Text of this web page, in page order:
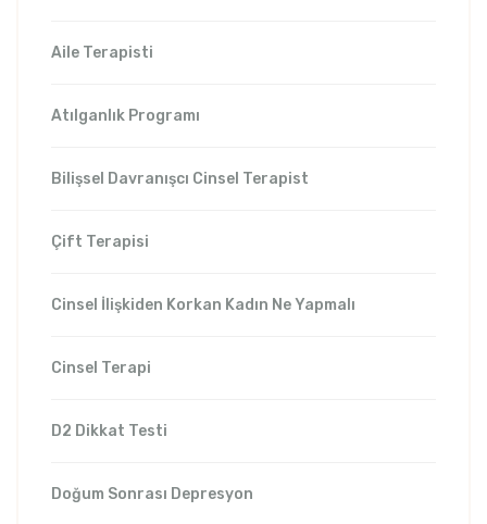
Aile Terapisti
Atılganlık Programı
Bilişsel Davranışcı Cinsel Terapist
Çift Terapisi
Cinsel İlişkiden Korkan Kadın Ne Yapmalı
Cinsel Terapi
D2 Dikkat Testi
Doğum Sonrası Depresyon